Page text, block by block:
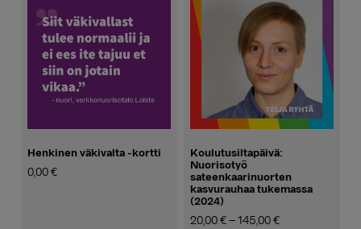
Henkinen väkivalta -kortti
0,00€
Koulutusiltapäivä:
Nuorisotyö
sateenkaarinuorten
kasvurauhaa tukemassa
(2024)
20,00€ – 145,00€Hintaluokka: